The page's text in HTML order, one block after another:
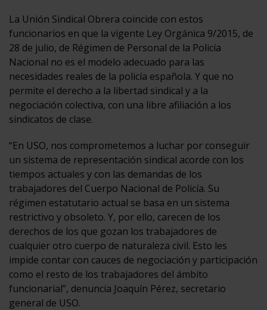
La Unión Sindical Obrera coincide con estos
funcionarios en que la vigente Ley Orgánica 9/2015, de
28 de julio, de Régimen de Personal de la Policía
Nacional no es el modelo adecuado para las
necesidades reales de la policía española. Y que no
permite el derecho a la libertad sindical y a la
negociación colectiva, con una libre afiliación a los
sindicatos de clase.
“En USO, nos comprometemos a luchar por conseguir
un sistema de representación sindical acorde con los
tiempos actuales y con las demandas de los
trabajadores del Cuerpo Nacional de Policía. Su
régimen estatutario actual se basa en un sistema
restrictivo y obsoleto. Y, por ello, carecen de los
derechos de los que gozan los trabajadores de
cualquier otro cuerpo de naturaleza civil. Esto les
impide contar con cauces de negociación y participación
como el resto de los trabajadores del ámbito
funcionarial”, denuncia Joaquín Pérez, secretario
general de USO.